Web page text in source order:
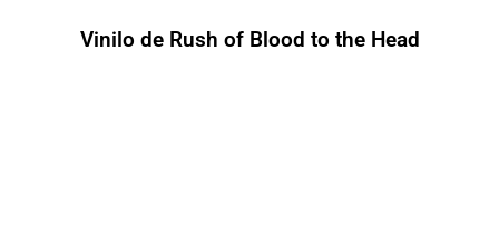
Vinilo de Rush of Blood to the Head